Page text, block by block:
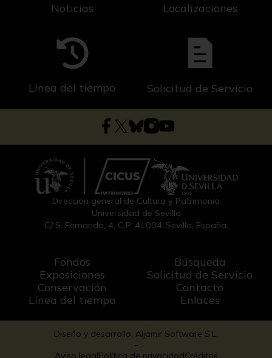
Noticias Localizaciones
Línea del tiempo Solicitud de Servicio
Dirección general de Cultura y Patrimonio
Universidad de Sevilla
C/ S. Fernando, 4, C.P. 41004-Sevilla, España.
Fondos
Exposiciones
Conservación
Línea del tiempo
Búsqueda
Solicitud de Servicio
Contacto
Enlaces
Diseño y desarrollo: Aljamir Software S.L.
-
Aviso legalPolítica de privacidadCréditos